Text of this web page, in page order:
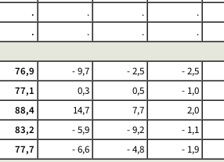
. . . .
. . . .
76,9 - 9,7 - 2,5 - 2,5
77,1 0,3 0,5 - 1,0
88,4 14,7 7,7 2,0
83,2 - 5,9 - 9,2 - 1,1
77,7 - 6,6 - 4,8 - 1,9